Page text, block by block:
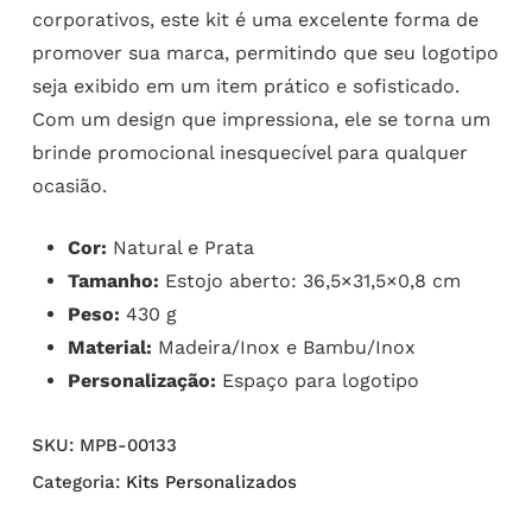
corporativos, este kit é uma excelente forma de
promover sua marca, permitindo que seu logotipo
seja exibido em um item prático e sofisticado.
Com um design que impressiona, ele se torna um
brinde promocional inesquecível para qualquer
ocasião.
Cor: Natural e Prata
Tamanho: Estojo aberto: 36,5×31,5×0,8 cm
Peso: 430 g
Material: Madeira/Inox e Bambu/Inox
Personalização: Espaço para logotipo
SKU: MPB-00133
Categoria: Kits Personalizados